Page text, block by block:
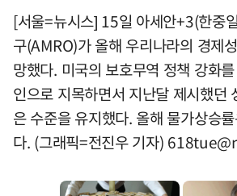
[서울=뉴시스] 15일 아세안+3(한중
구(AMRO)가 올해 우리나라의 경제
망했다. 미국의 보호무역 정책 강화
인으로 지목하면서 지난달 제시했던
은 수준을 유지했다. 올해 물가상승
다. (그래픽=전진우 기자)